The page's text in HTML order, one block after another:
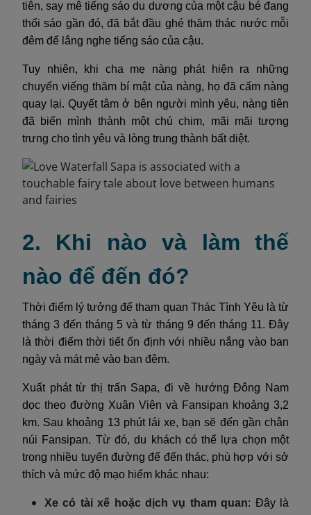
tiên, say mê tiếng sáo du dương của một cậu bé đang
thổi sáo gần đó, đã bắt đầu ghé thăm thác nước mỗi
đêm để lắng nghe tiếng sáo của cậu.
Tuy nhiên, khi cha mẹ nàng phát hiện ra những
chuyến viếng thăm bí mật của nàng, họ đã cấm nàng
quay lại. Quyết tâm ở bên người mình yêu, nàng tiên
đã biến mình thành một chú chim, mãi mãi tượng
trưng cho tình yêu và lòng trung thành bất diệt.
2. Khi nào và làm thế
nào để đến đó?
Thời điểm lý tưởng để tham quan Thác Tình Yêu là từ
tháng 3 đến tháng 5 và từ tháng 9 đến tháng 11. Đây
là thời điểm thời tiết ổn định với nhiều nắng vào ban
ngày và mát mẻ vào ban đêm.
Xuất phát từ thị trấn Sapa, đi về hướng Đông Nam
dọc theo đường Xuân Viên và Fansipan khoảng 3,2
km. Sau khoảng 13 phút lái xe, bạn sẽ đến gần chân
núi Fansipan. Từ đó, du khách có thể lựa chọn một
trong nhiều tuyến đường để đến thác, phù hợp với sở
thích và mức độ mạo hiểm khác nhau:
Xe có tài xế hoặc dịch vụ tham quan: Đây là